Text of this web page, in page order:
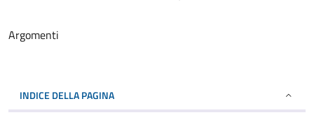
Argomenti
INDICE DELLA PAGINA